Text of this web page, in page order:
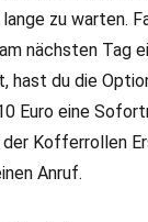
zu warten.
nächsten Tag
hast du die
Euro eine
der Kofferrollen
Anruf.